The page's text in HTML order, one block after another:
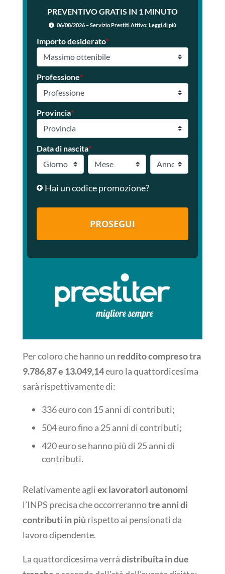
PREVENTIVO GRATIS IN 1 MINUTO
06/08/2026 – Servizio Prestiti Attivo:Leggi di più
Importo desiderato*
Professione*
Provincia*
Data di nascita*
Hai un codice promozione?
PROSEGUI
Per coloro che hanno un reddito compreso tra
9.786,87 e 13.049,14euro la quattordicesima
sarà rispettivamente di:
336 euro con 15 anni di contributi;
504 euro fino a 25 anni di contributi;
420 euro se hanno più di 25 anni di
contributi.
Relativamente agliex lavoratori autonomi
l’INPS precisa che occorrerannotre anni di
contributi in più rispetto ai pensionati da
lavoro dipendente.
La quattordicesima verràdistribuita in due